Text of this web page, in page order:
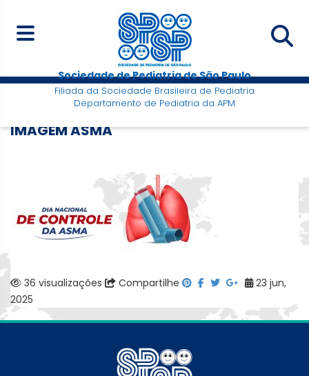
Sociedade de Pediatria de São Paulo
Filiada da Sociedade Brasileira de Pediatria
Departamento de Pediatria da APM
IMAGEM ASMA
36 visualizações Compartilhe
23 jun,
2025